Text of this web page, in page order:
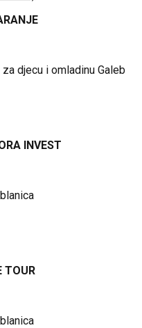
djecu i omladinu Galeb
INVEST
TOUR